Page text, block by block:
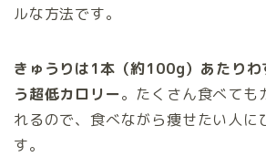
ルな方法です。
きゅうりは1本（約100g）あたり
う超低カロリー。たくさん食べても
れるので、食べながら痩せたい人に
す。